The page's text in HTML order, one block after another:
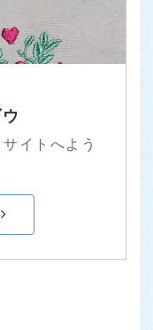
イトへよう